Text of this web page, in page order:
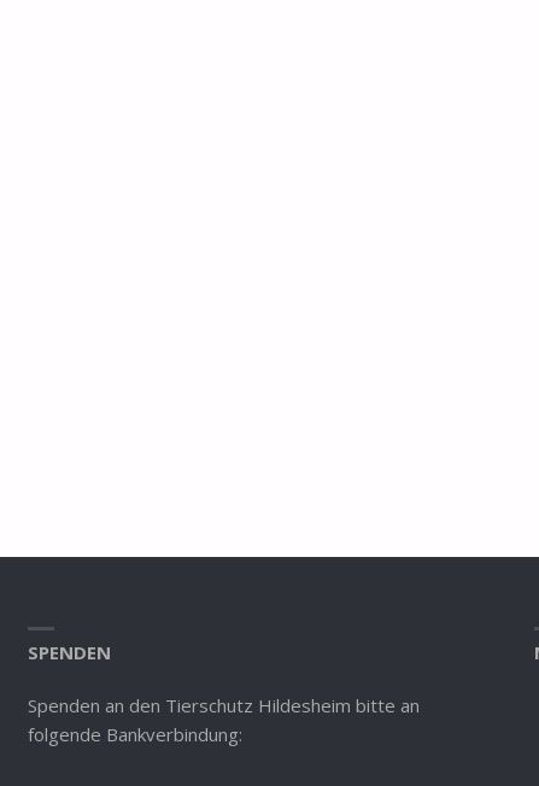
SPENDEN
Spenden an den Tierschutz Hildesheim bitte an
folgende Bankverbindung: